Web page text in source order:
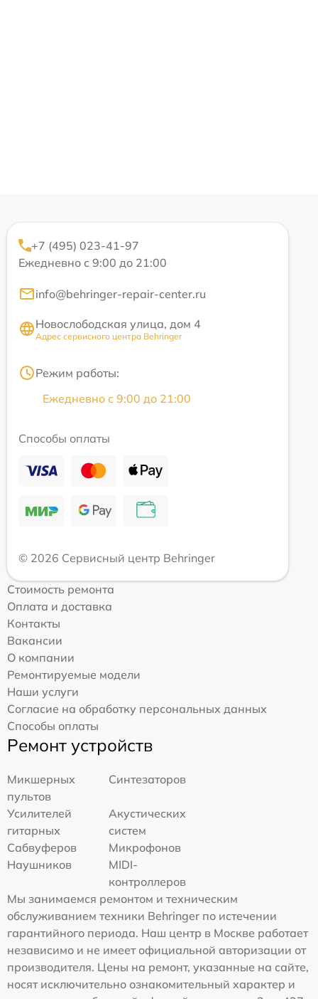
+7 (495) 023-41-97
Ежедневно с 9:00 до 21:00
info@behringer-repair-center.ru
Новослободская улица, дом 4
Адрес сервисного центра Behringer
Режим работы:
Ежедневно с 9:00 до 21:00
Способы оплаты
© 2026 Сервисный центр Behringer
Стоимость ремонта
Оплата и доставка
Контакты
Вакансии
О компании
Ремонтируемые модели
Наши услуги
Согласие на обработку персональных данных
Способы оплаты
Ремонт устройств
Микшерных
пультов
Синтезаторов
Усилителей
гитарных
Акустических
систем
Сабвуферов
Микрофонов
Наушников
MIDI-
контроллеров
Мы занимаемся ремонтом и техническим
обслуживанием техники Behringer по истечении
гарантийного периода. Наш центр в Москве работает
независимо и не имеет официальной авторизации от
производителя. Цены на ремонт, указанные на сайте,
носят исключительно ознакомительный характер и